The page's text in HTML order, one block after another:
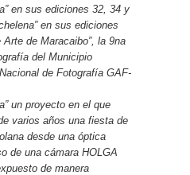
en sus ediciones 32, 34 y
en sus ediciones
de Maracaibo”, la 9na
del Municipio
de Fotografía GAF-
un proyecto en el que
varios años una fiesta de
desde una óptica
de una cámara HOLGA
de manera